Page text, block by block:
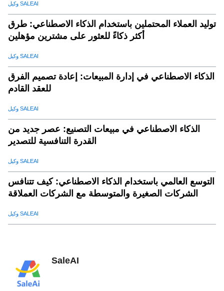
وكيل SALEAI
توليد العملاء المحتملين باستخدام الذكاء الاصطناعي: طرق
أكثر ذكاءً للعثور على مشترين مؤهلين
وكيل SALEAI
الذكاء الاصطناعي في إدارة المبيعات: إعادة تصميم الفرق
للعقد القادم
وكيل SALEAI
الذكاء الاصطناعي في مبيعات التصنيع: عصر جديد من
القدرة التنافسية للتصدير
وكيل SALEAI
التوسع العالمي باستخدام الذكاء الاصطناعي: كيف تتنافس
الشركات الصغيرة والمتوسطة مع الشركات العملاقة
وكيل SALEAI
SaleAI